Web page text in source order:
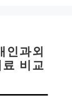
인과외
비교